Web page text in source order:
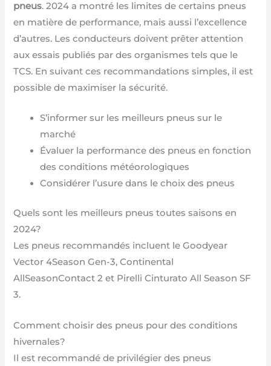
pneus. 2024 a montré les limites de certains pneus
en matière de performance, mais aussi l’excellence
d’autres. Les conducteurs doivent prêter attention
aux essais publiés par des organismes tels que le
TCS. En suivant ces recommandations simples, il est
possible de maximiser la sécurité.
S’informer sur les meilleurs pneus sur le
marché
Évaluer la performance des pneus en fonction
des conditions météorologiques
Considérer l’usure dans le choix des pneus
Quels sont les meilleurs pneus toutes saisons en
2024?
Les pneus recommandés incluent le Goodyear
Vector 4Season Gen-3, Continental
AllSeasonContact 2 et Pirelli Cinturato All Season SF
3.
Comment choisir des pneus pour des conditions
hivernales?
Il est recommandé de privilégier des pneus